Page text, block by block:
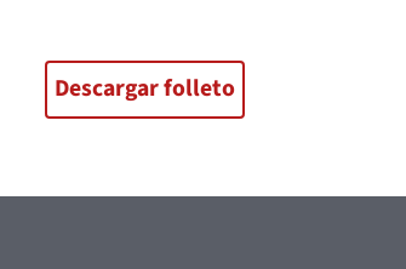
Descargar folleto